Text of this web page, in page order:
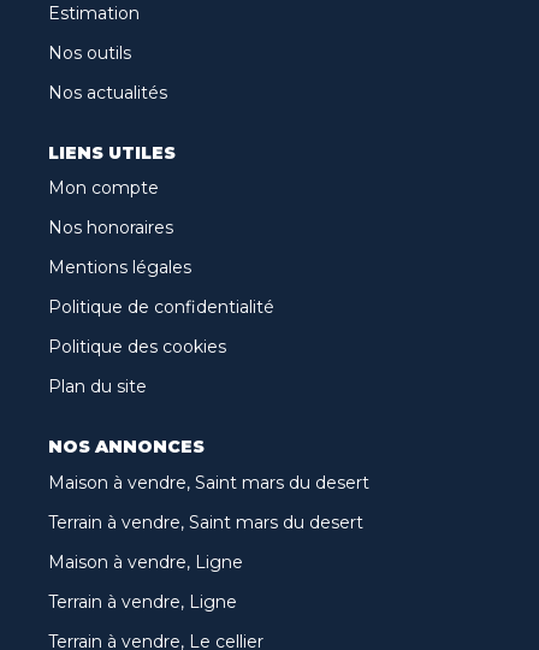
Estimation
Nos outils
Nos actualités
LIENS UTILES
Mon compte
Nos honoraires
Mentions légales
Politique de confidentialité
Politique des cookies
Plan du site
NOS ANNONCES
Maison à vendre, Saint mars du desert
Terrain à vendre, Saint mars du desert
Maison à vendre, Ligne
Terrain à vendre, Ligne
Terrain à vendre, Le cellier